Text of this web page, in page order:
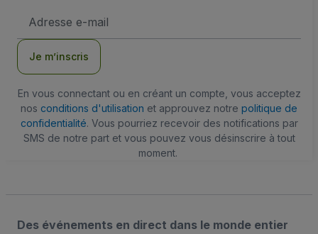
e-
Je m’inscris
En vous connectant ou en créant un compte, vous acceptez
nos conditions d'utilisation et approuvez notre politique de
confidentialité. Vous pourriez recevoir des notifications par
SMS de notre part et vous pouvez vous désinscrire à tout
moment.
Des événements en direct dans le monde entier